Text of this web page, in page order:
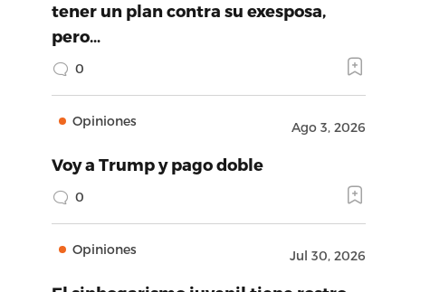
tener un plan contra su exesposa,
pero…
0
Opiniones Ago 3, 2026
Voy a Trump y pago doble
0
Opiniones Jul 30, 2026